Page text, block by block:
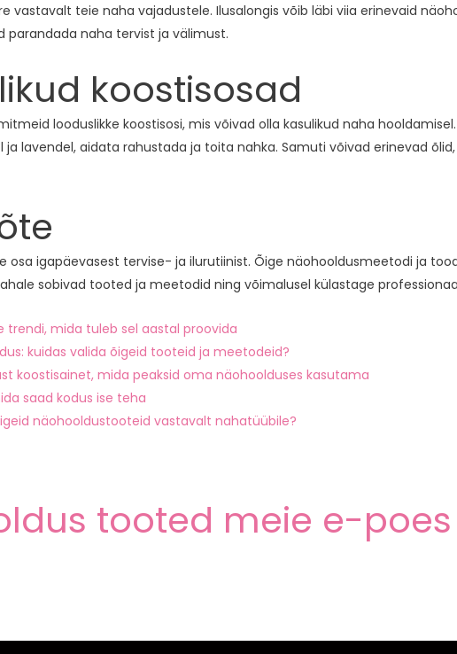
vastavalt teie naha vajadustele. Ilusalongis võib läbi viia erinevaid
parandada naha tervist ja välimust.
koostisosad
looduslikke koostisosi, mis võivad olla kasulikud naha
lavendel, aidata rahustada ja toita nahka. Samuti võivad erinevad
osa igapäevasest tervise- ja ilurutiinist. Õige näohooldusmeetodi ja
sobivad tooted ja meetodid ning võimalusel külastage
trendi, mida tuleb sel aastal proovida
kuidas valida õigeid tooteid ja meetodeid?
koostisainet, mida peaksid oma näohoolduses kasutama
saad kodus ise teha
näohooldustooteid vastavalt nahatüübile?
tooted meie e-poes